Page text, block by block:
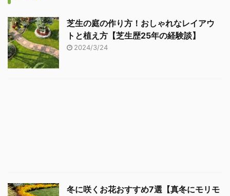
芝生の庭の作り方！おしゃれなレイアウ
トと植え方【芝生歴25年の経験談】
2024/3/24
冬に咲くお花おすすめ7選【真冬にモリモ